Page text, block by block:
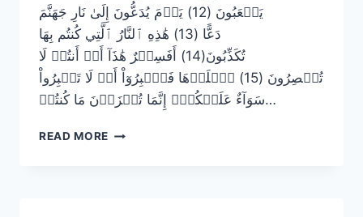
يَلۡعَبُونَ (12) يَوۡمَ يُدَعُّونَ إِلَىٰ نَارِ جَهَنَّمَ
دَعًّا (13) هَٰذِهِ ٱلنَّارُ ٱلَّتِي كُنتُم بِهَا
تُكَذِّبُونَ(14) أَفَسِحۡرٌ هَٰذَآ أَمۡ أَنتُمۡ لَا
تُبۡصِرُونَ (15) ٱصۡلَوۡهَا فَٱصۡبِرُوٓاْ أَوۡ لَا تَصۡبِرُواْ
سَوَآءٌ عَلَيۡكُمۡۖ إِنَّمَا تُجۡزَوۡنَ مَا كُنتُمۡ…
READ MORE سورة